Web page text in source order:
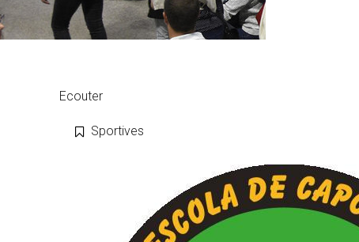
Ecouter
Sportives